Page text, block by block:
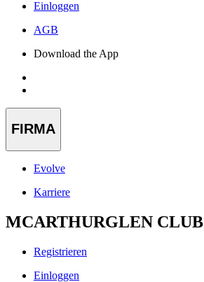
Einloggen
AGB
Download the App
FIRMA
Evolve
Karriere
MCARTHURGLEN CLUB
Registrieren
Einloggen